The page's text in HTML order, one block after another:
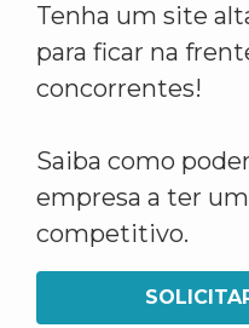
Tenha um site
para ficar na
concorrentes!
Saiba como
empresa a ter
competitivo.